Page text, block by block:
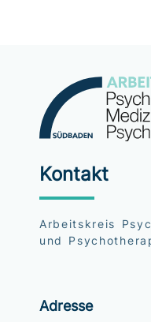
Kontakt
Arbeitskreis
und
Adresse